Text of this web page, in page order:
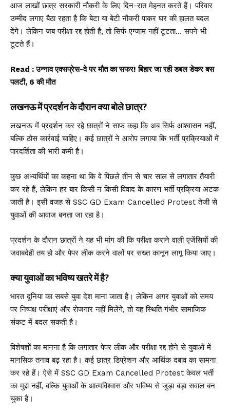
आज लाखों छात्र सरकारी नौकरी के लिए दिन-रात मेहनत करते हैं। परिवार
उम्मीद लगाए बैठा रहता है कि बेटा या बेटी नौकरी पाकर घर की हालत बदल
देंगे। लेकिन जब परीक्षा रद्द होती है, तो सिर्फ एग्जाम नहीं टूटता… सपने भी
टूटते हैं।
Read :उन्नाव एक्सप्रेस-वे पर मौत का सफर! बिहार जा रही डबल डेकर बस
पलटी, 6 की मौत
लखनऊ में प्रदर्शन के दौरान क्या बोले छात्र?
लखनऊ में प्रदर्शन कर रहे छात्रों ने साफ कहा कि अब सिर्फ आश्वासन नहीं,
बल्कि ठोस कार्रवाई चाहिए। कई छात्रों ने आरोप लगाया कि भर्ती प्रक्रियाओं में
पारदर्शिता की भारी कमी है।
कुछ अभ्यर्थियों का कहना था कि वे पिछले तीन से चार साल से लगातार तैयारी
कर रहे हैं, लेकिन हर बार किसी न किसी विवाद के कारण भर्ती प्रक्रिया अटक
जाती है। इसी वजह से SSC GD Exam Cancelled Protest तेजी से
युवाओं की आवाज बनता जा रहा है।
प्रदर्शन के दौरान छात्रों ने यह भी मांग की कि परीक्षा कराने वाली एजेंसियों की
जवाबदेही तय हो और पेपर लीक करने वालों पर सख्त कानून लागू किया जाए।
क्या युवाओं का भविष्य खतरे में है?
भारत दुनिया का सबसे युवा देश माना जाता है। लेकिन अगर युवाओं को समय
पर निष्पक्ष परीक्षाएं और रोजगार नहीं मिलेंगे, तो यह स्थिति गंभीर सामाजिक
संकट में बदल सकती है।
विशेषज्ञों का मानना है कि लगातार पेपर लीक और परीक्षा रद्द होने से युवाओं में
मानसिक तनाव बढ़ रहा है। कई छात्र डिप्रेशन और आर्थिक दबाव का सामना
कर रहे हैं। ऐसे में SSC GD Exam Cancelled Protest केवल भर्ती
का मुद्दा नहीं, बल्कि युवाओं के आत्मविश्वास और भविष्य से जुड़ा बड़ा सवाल बन
चुका है।